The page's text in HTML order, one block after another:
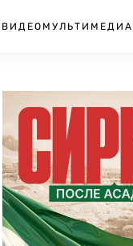
ВИДЕО МУЛЬТИМЕДИА